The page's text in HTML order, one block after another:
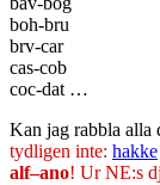
boh-bru
brv-car
cas-cob
coc-dat …
Kan jag rabbla alla
tydligen inte: hakke
alf–ano! Ur NE:s